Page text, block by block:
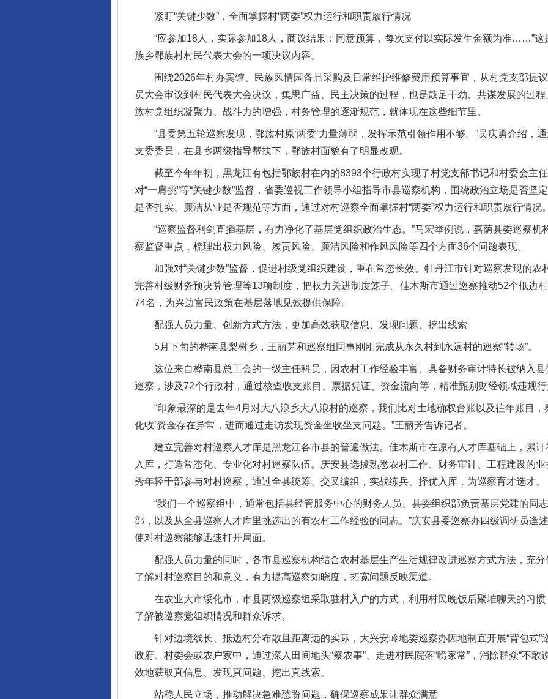
紧盯“关键少数”，全面掌握村“两委”权力运行和职责履行情况
“应参加18人，实际参加18人，商议结果：同意预算，每次支付以实际发生金额为准……”这
族乡鄂族村村民代表大会的一项决议内容。
围绕2026年村办宾馆、民族风情园备品采购及日常维护维修费用预算事宜，从村党支部提议
员大会审议到村民代表大会决议，集思广益、民主决策的过程，也是鼓足干劲、共谋发展的过
族村党组织凝聚力、战斗力的增强，村务管理的逐渐规范，就体现在这些细节里。
“县委第五轮巡察发现，鄂族村原‘两委’力量薄弱，发挥示范引领作用不够。”吴庆勇介绍，
支委委员，在县乡两级指导帮扶下，鄂族村面貌有了明显改观。
截至今年年初，黑龙江有包括鄂族村在内的8393个行政村实现了村党支部书记和村委会主任
对“一肩挑”等“关键少数”监督，省委巡视工作领导小组指导市县巡察机构，围绕政治立场是否坚
是否扎实、廉洁从业是否规范等方面，通过对村巡察全面掌握村“两委”权力运行和职责履行情况
“巡察监督利剑直插基层，有力净化了基层党组织政治生态。”马宏举例说，嘉荫县委巡察机
察监督重点，梳理出权力风险、履责风险、廉洁风险和作风风险等四个方面36个问题表现。
加强对“关键少数”监督，促进村级党组织建设，重在常态长效。牡丹江市针对巡察发现的农
完善村级财务预决算管理等13项制度，把权力关进制度笼子。佳木斯市通过巡察推动52个抵边
74名，为兴边富民政策在基层落地见效提供保障。
配强人员力量、创新方式方法，更加高效获取信息、发现问题、挖出线索
5月下旬的桦南县梨树乡，王丽芳和巡察组同事刚刚完成从永久村到永远村的巡察“转场”。
这位来自桦南县总工会的一级主任科员，因农村工作经验丰富、具备财务审计特长被纳入县
巡察，涉及72个行政村，通过核查收支账目、票据凭证、资金流向等，精准甄别财经领域违规
“印象最深的是去年4月对大八浪乡大八浪村的巡察，我们比对土地确权台账以及往年账目，
化收’资金存在异常，进而通过走访发现资金坐收坐支问题。”王丽芳告诉记者。
建立完善对村巡察人才库是黑龙江各市县的普遍做法。佳木斯市在原有人才库基础上，累计
入库，打造常态化、专业化对村巡察队伍。庆安县选拔熟悉农村工作、财务审计、工程建设的
秀年轻干部参与对村巡察，通过全县统筹、交叉编组，实战练兵、择优入库，为巡察育才选才。
“我们一个巡察组中，通常包括县经管服务中心的财务人员、县委组织部负责基层党建的同
部，以及从全县巡察人才库里挑选出的有农村工作经验的同志。”庆安县委巡察办四级调研员逄
使对村巡察能够迅速打开局面。
配强人员力量的同时，各市县巡察机构结合农村基层生产生活规律改进巡察方式方法，充分
了解对村巡察目的和意义，有力提高巡察知晓度，拓宽问题反映渠道。
在农业大市绥化市，市县两级巡察组采取驻村入户的方式，利用村民晚饭后聚堆聊天的习惯
了解被巡察党组织情况和群众诉求。
针对边境线长、抵边村分布散且距离远的实际，大兴安岭地委巡察办因地制宜开展“背包式”
政府、村委会或农户家中，通过深入田间地头“察农事”、走进村民院落“唠家常”，消除群众“不敢
效地获取真信息、发现真问题、挖出真线索。
站稳人民立场，推动解决急难愁盼问题，确保巡察成果让群众满意